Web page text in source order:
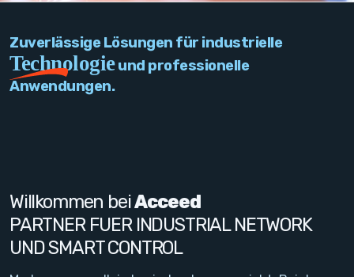
Network
Vision & Video
Sensors and Accessories
Other
Zuverlässige Lösungen für industrielle
Technologie und professionelle
Anwendungen.
Willkommen beiAcceed
PARTNER FUER INDUSTRIAL NETWORK
UND SMART CONTROL